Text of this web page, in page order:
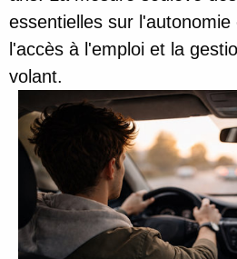
essentielles sur l'autonomie
l'accès à l'emploi et la
volant.